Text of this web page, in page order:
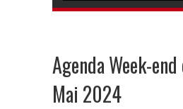
Agenda Week-
Mai 2024